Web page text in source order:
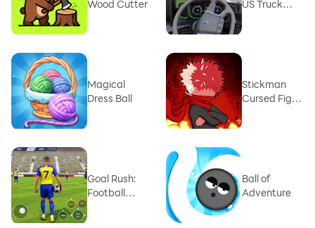
Wood Cutter
US Truck
Magical
Dress Ball
Stickman
Cursed Fight
Goal Rush:
Football
Ball of
Adventure